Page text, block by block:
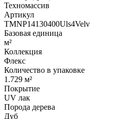
Техномассив
Артикул
TMNP14130400Uls4Velv
Базовая единица
м²
Коллекция
Флекс
Количество в упаковке
1.729 м²
Покрытие
UV лак
Порода дерева
Дуб